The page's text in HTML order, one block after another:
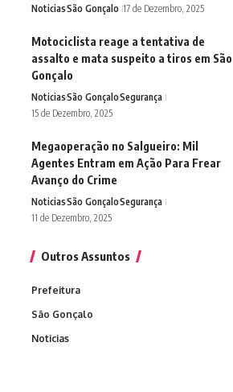
NoticiasSão Gonçalo 17 de Dezembro, 2025
Motociclista reage a tentativa de
assalto e mata suspeito a tiros em São
Gonçalo
NoticiasSão GonçaloSegurança
15 de Dezembro, 2025
Megaoperação no Salgueiro: Mil
Agentes Entram em Ação Para Frear
Avanço do Crime
NoticiasSão GonçaloSegurança
11 de Dezembro, 2025
Outros Assuntos
Prefeitura
São Gonçalo
Noticias